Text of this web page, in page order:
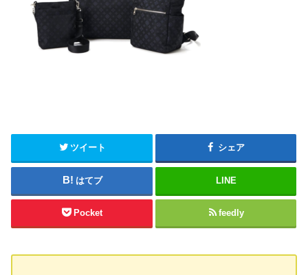
ツイート シェア
はてブ LINE
Pocket feedly